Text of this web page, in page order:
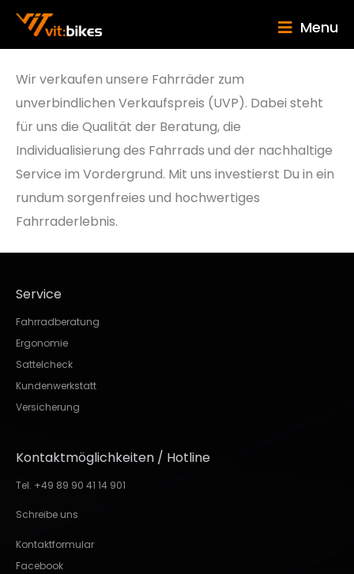
Menu
Wir verkaufen unsere Fahrräder zum
unverbindlichen Verkaufspreis (UVP). Dabei steht
für uns die Qualität der Beratung, die
Individualisierung des Fahrrads und der nachhaltige
Service im Vordergrund. Mit uns investierst Du in ein
rundum sorgenfreies und hochwertiges
Fahrraderlebnis.
Service
Fahrradberatung
Ergonomie
Sattelcheck
Kundenwerkstatt
Versicherung
Kontaktmöglichkeiten / Hotline
Tel. +49 89 90 41 14 901
Schreibe uns
Kontaktformular
Facebook